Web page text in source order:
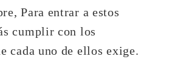
Para entrar a estos
cumplir con los
cada uno de ellos exige.